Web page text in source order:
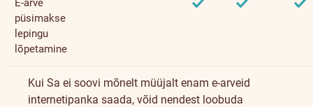
E-arve
püsimakse
lepingu
lõpetamine
Kui Sa ei soovi mõnelt müüjalt enam e-arveid
internetipanka saada, võid nendest loobuda